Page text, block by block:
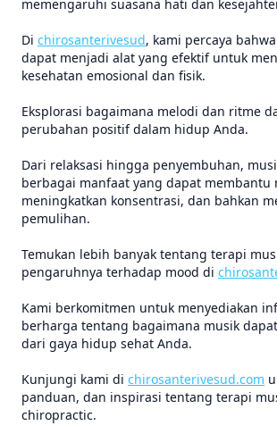
memengaruhi suasana hati dan
Di chirosanterivesud, kami percaya
dapat menjadi alat yang efektif untuk
kesehatan emosional dan fisik.
Eksplorasi bagaimana melodi dan ritme
perubahan positif dalam hidup Anda.
Dari relaksasi hingga penyembuhan,
berbagai manfaat yang dapat membantu
meningkatkan konsentrasi, dan bahkan
pemulihan.
Temukan lebih banyak tentang terapi
pengaruhnya terhadap mood di
Kami berkomitmen untuk menyediakan
berharga tentang bagaimana musik
dari gaya hidup sehat Anda.
Kunjungi kami di chirosanterivesud.com
panduan, dan inspirasi tentang terapi
chiropractic.